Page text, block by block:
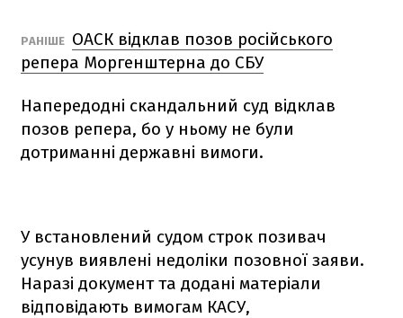
РАНІШЕ ОАСК відклав позов російського
репера Моргенштерна до СБУ
Напередодні скандальний суд відклав
позов репера, бо у ньому не були
дотриманні державні вимоги.
У встановлений судом строк позивач
усунув виявлені недоліки позовної заяви.
Наразі документ та додані матеріали
відповідають вимогам КАСУ,